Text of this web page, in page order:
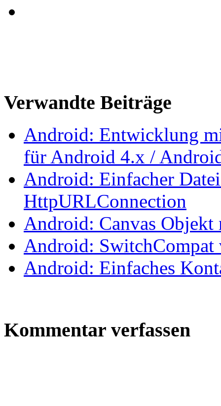
Verwandte Beiträge
Android: Entwicklung
für Android 4.x /
Android: Einfacher
HttpURLConnection
Android: Canvas Objekt
Android: SwitchCompat
Android: Einfaches
Kommentar verfassen